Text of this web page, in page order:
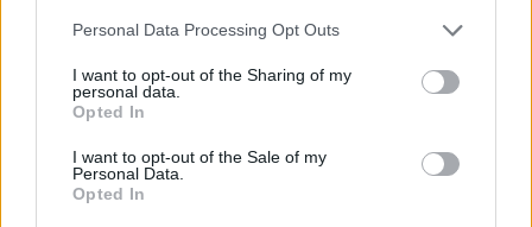
Please note that this website/app uses one or more Google
not limited to your visit or usage behaviour. You may click to
grant or deny consent to Google and its third-party tags to
use your data for below specified purposes in below Google
consent section.
Personal Data Processing Opt Outs
I want to opt-out of the Sharing of my
personal data.
Opted In
I want to opt-out of the Sale of my
Personal Data.
Opted In
Real Madrid: Benzema, baja para Elche
Sorpresa en la convocatoria del Madrid para jugar en Elche
y es que Ancelotti ha decidido dar descanso al pichichi de
la mirada puesta en el encuentro de Champions que medirá
a los blancos con el Shakhtar el martes. Luka Jovic es el